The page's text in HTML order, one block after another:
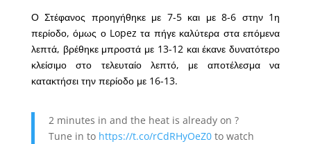
Ο Στέφανος προηγήθηκε με 7-5 και με 8-6 στην 1η
περίοδο, όμως ο Lopez τα πήγε καλύτερα στα επόμενα
λεπτά, βρέθηκε μπροστά με 13-12 και έκανε δυνατότερο
κλείσιμο στο τελευταίο λεπτό, με αποτέλεσμα να
κατακτήσει την περίοδο με 16-13.
2 minutes in and the heat is already on ?
Tune in to https://t.co/rCdRHyOeZ0to watch